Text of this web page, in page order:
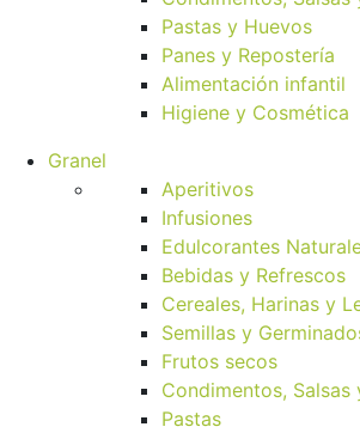
Pastas y Huevos
Panes y Repostería
Alimentación infantil
Higiene y Cosmética
Granel
Aperitivos
Infusiones
Edulcorantes
Bebidas y Refrescos
Cereales, Harinas y
Semillas y
Frutos secos
Condimentos, Salsas
Pastas